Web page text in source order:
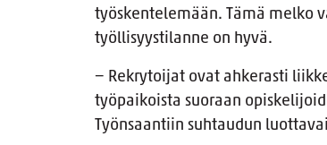
työskentelemään. Tämä melko
työllisyystilanne on hyvä.
− Rekrytoijat ovat ahkerasti
työpaikoista suoraan
Työnsaantiin suhtaudun